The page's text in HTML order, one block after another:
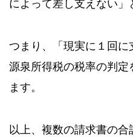
つまり、「現実に１回に
源泉所得税の税率の判
ます。
以上、複数の請求書の